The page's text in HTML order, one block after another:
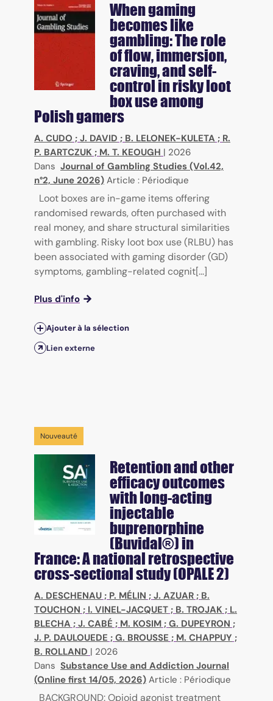
When gaming
becomes like
gambling: The role
of flow, immersion,
craving, and self-
control in risky loot
box use among
Polish gamers
A. CUDO ; J. DAVID ; B. LELONEK-KULETA ; R.
P. BARTCZUK ; M. T. KEOUGH | 2026
Dans Journal of Gambling Studies (Vol.42,
n°2, June 2026) Article : Périodique
Loot boxes are in-game items offering
randomised rewards, often purchased with
real money, and share structural similarities
with gambling. Risky loot box use (RLBU) has
been associated with gaming disorder (GD)
symptoms, gambling-related cognit[...]
Plus d'info
Ajouter à la sélection
Lien externe
Nouveauté
Retention and other
efficacy outcomes
with long-acting
injectable
buprenorphine
(Buvidal®) in
France: A national retrospective
cross-sectional study (OPALE 2)
A. DESCHENAU ; P. MÉLIN ; J. AZUAR ; B.
TOUCHON ; I. VINEL-JACQUET ; B. TROJAK ; L.
BLECHA ; J. CABÉ ; M. KOSIM ; G. DUPEYRON ;
J. P. DAULOUEDE ; G. BROUSSE ; M. CHAPPUY ;
B. ROLLAND | 2026
Dans Substance Use and Addiction Journal
(Online first 14/05, 2026) Article : Périodique
BACKGROUND: Opioid agonist treatment